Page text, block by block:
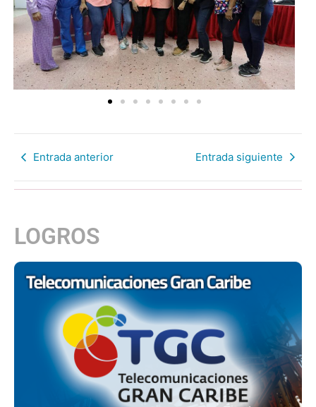
Entrada anterior Entrada siguiente
LOGROS